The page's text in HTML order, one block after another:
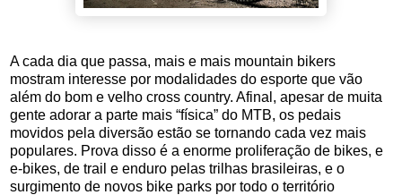
A cada dia que passa, mais e mais mountain bikers
mostram interesse por modalidades do esporte que vão
além do bom e velho cross country. Afinal, apesar de muita
gente adorar a parte mais “física” do MTB, os pedais
movidos pela diversão estão se tornando cada vez mais
populares. Prova disso é a enorme proliferação de bikes, e
e-bikes, de trail e enduro pelas trilhas brasileiras, e o
surgimento de novos bike parks por todo o território